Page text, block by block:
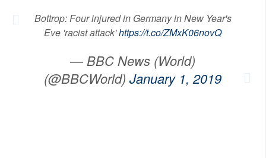
Bottrop: Four injured in Germany in New Year's
Eve 'racist attack'https://t.co/ZMxK06novQ
— BBC News (World)
(@BBCWorld) January 1, 2019